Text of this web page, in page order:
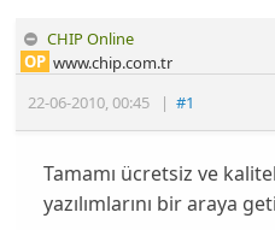
CHIP Online
22-06-2010,00:45 |#1
OP www.chip.com.tr
Tamamı ücretsiz ve
yazılımlarını bir araya